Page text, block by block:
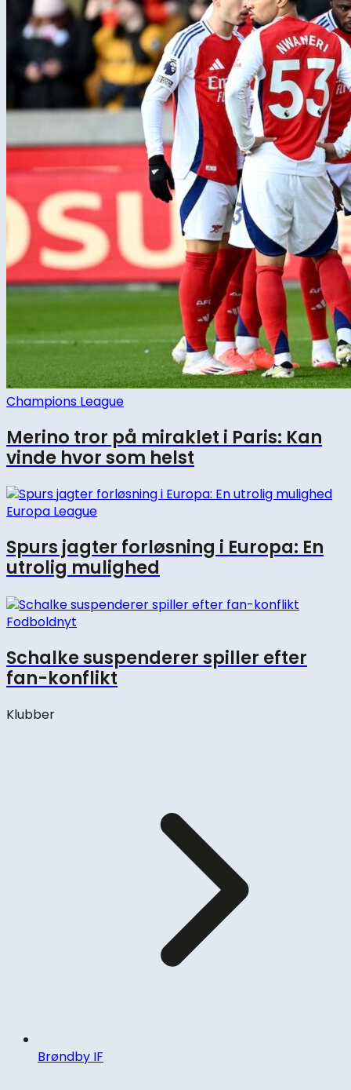
Champions League
Merino tror på miraklet i Paris: Kan
vinde hvor som helst
Europa League
Spurs jagter forløsning i Europa: En
utrolig mulighed
Fodboldnyt
Schalke suspenderer spiller efter
fan-konflikt
Klubber
Brøndby IF